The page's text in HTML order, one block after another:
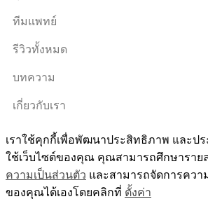
ทีมแพทย์
รีวิวทั้งหมด
บทความ
เกี่ยวกับเรา
เราใช้คุกกี้เพื่อพัฒนาประสิทธิภาพ และป
ใช้เว็บไซต์ของคุณ คุณสามารถศึกษาราย
ความเป็นส่วนตัว และสามารถจัดการควา
ของคุณได้เองโดยคลิกที่ ตั้งค่า